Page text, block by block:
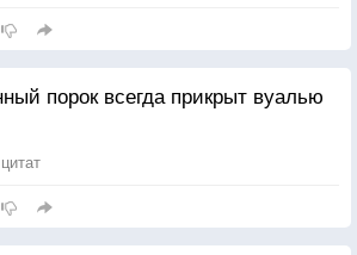
порок всегда прикрыт вуалью